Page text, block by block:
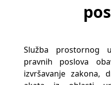
Služba prostornog
pravnih poslova
izvršavanje zakona,